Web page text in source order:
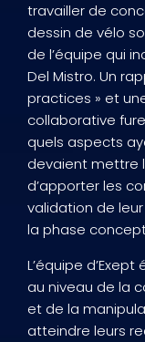
travailler de
dessin de vélo
de l’équipe qui
Del Mistro. Un
practices » et
collaborative
quels aspects
devaient mettre
d’apporter les
validation de
la phase
L’équipe
au niveau de la
et de la
atteindre leurs